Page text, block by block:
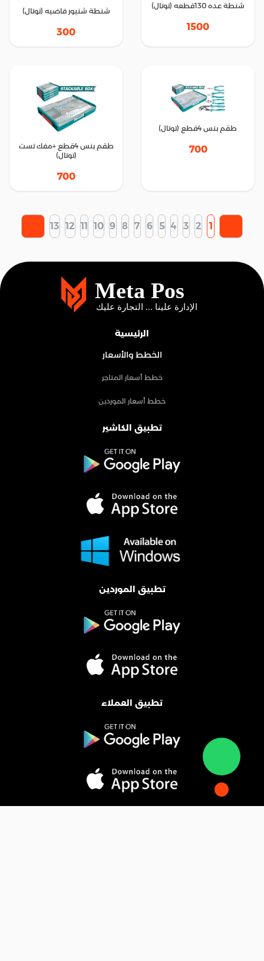
شنطة عده 130قطعه (توتال)
1500
شنطة شنيور فاضيه (توتال)
300
طقم بنس 4قطع (توتال)
700
طقم بنس 4قطع +مفك تست
(توتال)
700
1
2
3
4
5
6
7
8
9
10
11
12
13
الرئيسية
الخطط والأسعار
خطط أسعار المتاجر
خطط أسعار الموردين
تطبيق الكاشير
تطبيق الموردين
تطبيق العملاء